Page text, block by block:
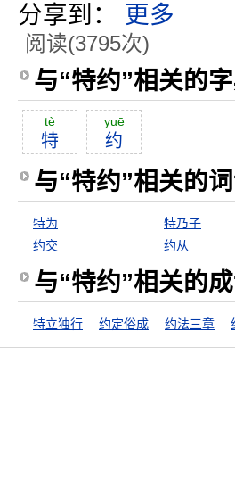
分享到： 更多
阅读(3795次)
与“特约”相关的
tè
特
yuē
约
与“特约”相关的
特为 特乃子
约交
约从
与“特约”相关的
特立独行 约定俗成 约法三章